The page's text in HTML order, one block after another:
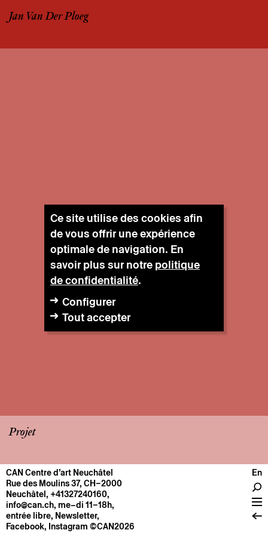
Jan Van Der Ploeg
Projet
CENTRE
Infos pratiques
Fonctionnement
À propos
CAN Centre d’art Neuchâtel
Rue des Moulins 37, CH–2000
Neuchâtel, +41327240160,
info@can.ch, me–di 11–18h,
entrée libre, Newsletter,
Facebook, Instagram ©CAN2026
En
Ce site utilise des cookies afin
de vous offrir une expérience
optimale de navigation. En
savoir plus sur notre politique
de confidentialité.
Configurer
Tout accepter